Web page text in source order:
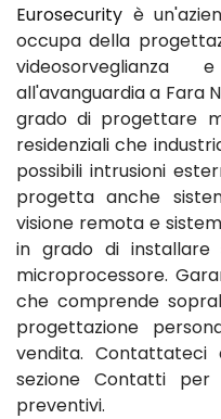
Eurosecurity è
occupa della
all'avanguardia a Fara
grado di progettare
residenziali che
possibili intrusioni
progetta anche
visione remota e
in grado di installare
microprocessore.
che comprende
progettazione
vendita. Contattateci
sezione Contatti
preventivi.